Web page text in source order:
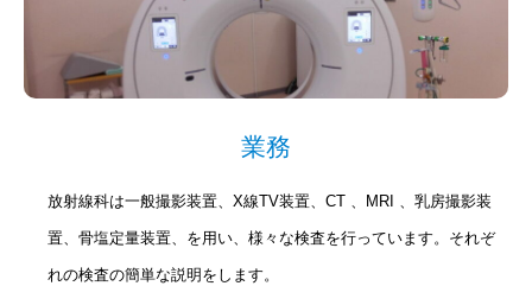
業務
放射線科は一般撮影装置、X線TV装置、CT 、MRI 、乳房撮影装
置、骨塩定量装置、を用い、様々な検査を行っています。それぞ
れの検査の簡単な説明をします。